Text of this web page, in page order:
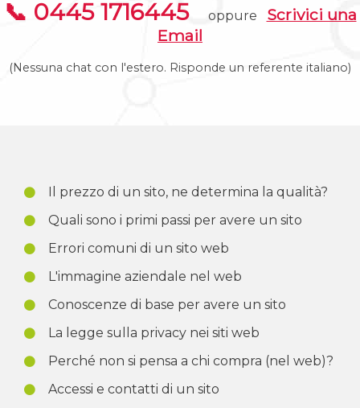
📞 0445 1716445 oppure Scrivici una
Email
(Nessuna chat con l'estero. Risponde un referente italiano)
Il prezzo di un sito, ne determina la qualità?
Quali sono i primi passi per avere un sito
Errori comuni di un sito web
L'immagine aziendale nel web
Conoscenze di base per avere un sito
La legge sulla privacy nei siti web
Perché non si pensa a chi compra (nel web)?
Accessi e contatti di un sito